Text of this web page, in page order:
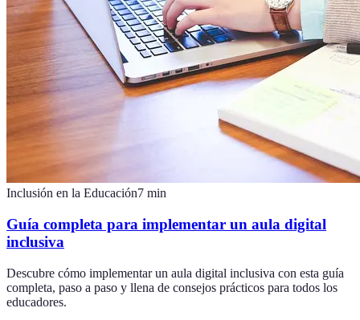
Inclusión en la Educación7 min
Guía completa para implementar un aula digital
inclusiva
Descubre cómo implementar un aula digital inclusiva con esta guía
completa, paso a paso y llena de consejos prácticos para todos los
educadores.